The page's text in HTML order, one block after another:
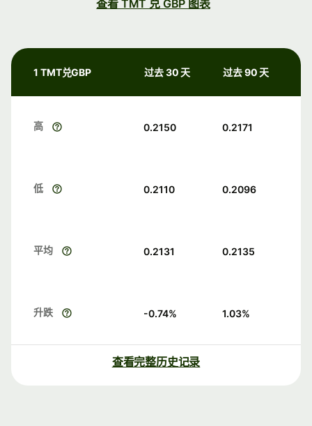
查看 TMT 兑 GBP 图表
1 TMT兑GBP 过去 30 天 过去 90 天
高 0.2150 0.2171
低 0.2110 0.2096
平均 0.2131 0.2135
升跌 -0.74% 1.03%
查看完整历史记录